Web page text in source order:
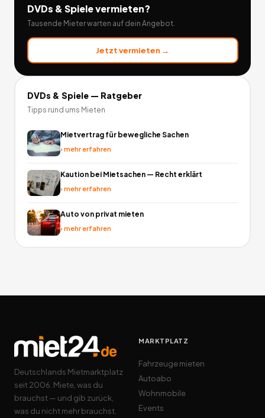
DVDs & Spielevermieten?
Tausende Mieter warten auf dein Angebot.
Jetzt vermieten →
DVDs & Spiele— Ratgeber
Tipps rund ums Mieten
Mietvertrag für bewegliche Sachen
›mehr erfahren
Kaution bei Mietsachen — Recht erklärt
›mehr erfahren
Auto von privat mieten
›mehr erfahren
Deutschlands Mietmarktplatz
seit 2006. Miete, was du
brauchst — und gib zurück,
was du nicht mehr brauchst.
MARKTPLATZ
Fahrzeuge mieten
Autoabo
Wohnmobile
Events